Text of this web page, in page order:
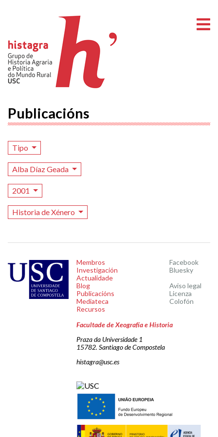
Publicacións
Tipo
Alba Díaz Geada
2001
Historia de Xénero
Membros
Investigación
Actualidade
Blog
Publicacións
Mediateca
Recursos
Facebook
Bluesky
Aviso legal
Licenza
Colofón
Facultade de Xeografía e Historia
Praza da Universidade 1
15782. Santiago de Compostela
histagra@usc.es